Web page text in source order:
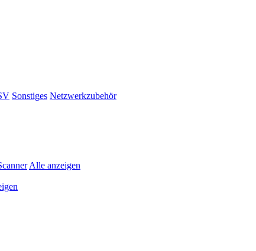
Sonstiges Netzwerkzubehör
Alle anzeigen